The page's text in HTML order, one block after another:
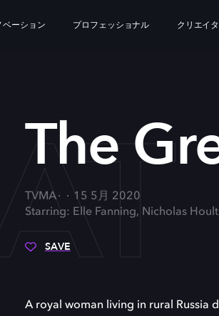
ベーション プロフェッショナル クリエイ
The
TVMA
15 5月 2020
Starring: Elle Fanning, Nicholas
SAVE
A royal woman living in rural Russia